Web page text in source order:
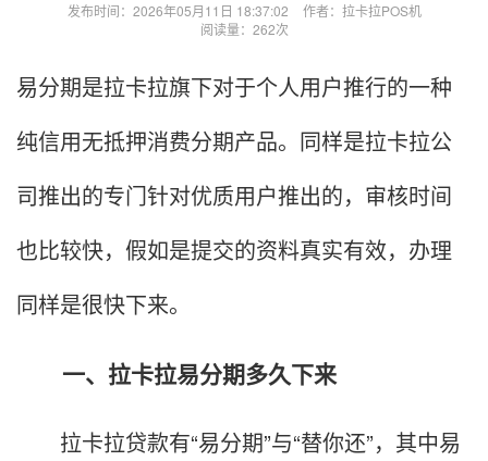
发布时间：2026年05月11日 18:37:02
作者：拉卡拉POS机
阅读量：262次
易分期是拉卡拉旗下对于个人用户推行的一种
纯信用无抵押消费分期产品。同样是拉卡拉公
司推出的专门针对优质用户推出的，审核时间
也比较快，假如是提交的资料真实有效，办理
同样是很快下来。
一、拉卡拉易分期多久下来
拉卡拉贷款有“易分期”与“替你还”，其中易